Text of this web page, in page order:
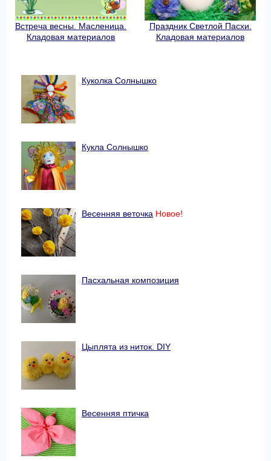
Встреча весны. Масленица.
Кладовая материалов
Праздник Светлой Пасхи.
Кладовая материалов
Куколка Солнышко
Кукла Солнышко
Весенняя веточка Новое!
Пасхальная композиция
Цыплята из ниток. DIY
Весенняя птичка